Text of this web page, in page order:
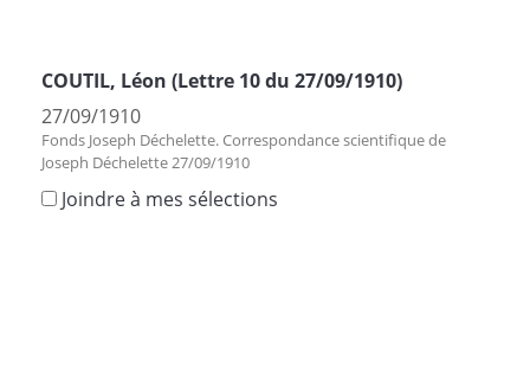
COUTIL, Léon (Lettre 10 du 27/09/1910)
27/09/1910
Fonds Joseph Déchelette. Correspondance scientifique de
Joseph Déchelette 27/09/1910
Joindre à mes sélections